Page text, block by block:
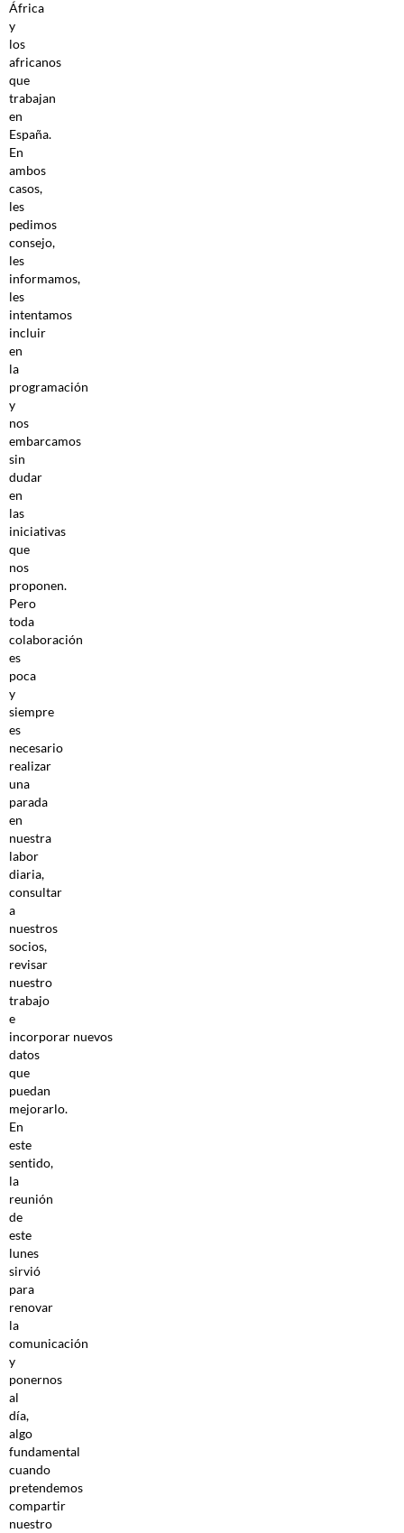
África
y
los
africanos
que
trabajan
en
España.
En
ambos
casos,
les
pedimos
consejo,
les
informamos,
les
intentamos
incluir
en
la
programación
y
nos
embarcamos
sin
dudar
en
las
iniciativas
que
nos
proponen.
Pero
toda
colaboración
es
poca
y
siempre
es
necesario
realizar
una
parada
en
nuestra
labor
diaria,
consultar
a
nuestros
socios,
revisar
nuestro
trabajo
e
incorporar nuevos
datos
que
puedan
mejorarlo.
En
este
sentido,
la
reunión
de
este
lunes
sirvió
para
renovar
la
comunicación
y
ponernos
al
día,
algo
fundamental
cuando
pretendemos
compartir
nuestro